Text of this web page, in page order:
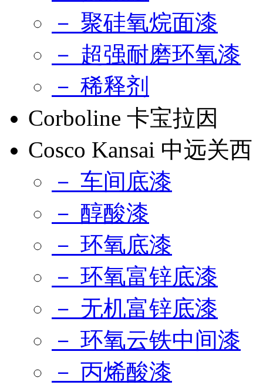
－ 聚硅氧烷面漆
－ 超强耐磨环氧漆
－ 稀释剂
Corboline 卡宝拉因
Cosco Kansai 中远关西
－ 车间底漆
－ 醇酸漆
－ 环氧底漆
－ 环氧富锌底漆
－ 无机富锌底漆
－ 环氧云铁中间漆
－ 丙烯酸漆